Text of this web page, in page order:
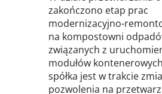
zakończono etap prac
modernizacyjno-
na kompostowni
związanych z
modułów
spółka jest w trakcie
pozwolenia na